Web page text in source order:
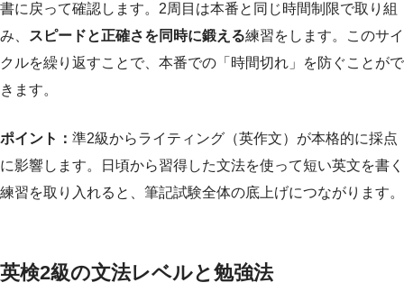
書に戻って確認します。2周目は本番と同じ時間制限で取り組
み、
スピードと正確さを同時に鍛える練習をします。このサイ
クルを繰り返すことで、本番での「時間切れ」を防ぐことがで
きます。
ポイント： 準2級からライティング（英作文）が本格的に採点
に影響します。日頃から習得した文法を使って短い英文を書く
練習を取り入れると、筆記試験全体の底上げにつながります。
英検2級の文法レベルと勉強法